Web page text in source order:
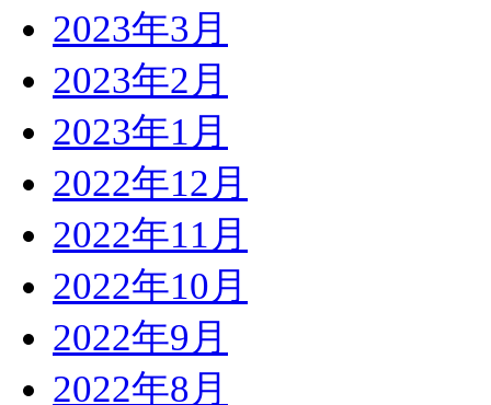
2023年3月
2023年2月
2023年1月
2022年12月
2022年11月
2022年10月
2022年9月
2022年8月